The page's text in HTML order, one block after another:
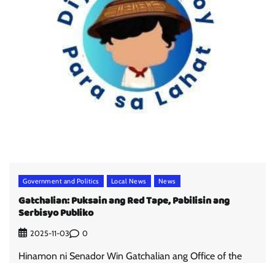
Government and Politics Local News News
Gatchalian: Puksain ang Red Tape, Pabilisin ang
Serbisyo Publiko
2025-11-03 0
Hinamon ni Senador Win Gatchalian ang Office of the